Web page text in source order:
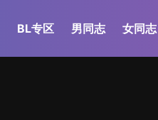
BL专区 男同志 女同志